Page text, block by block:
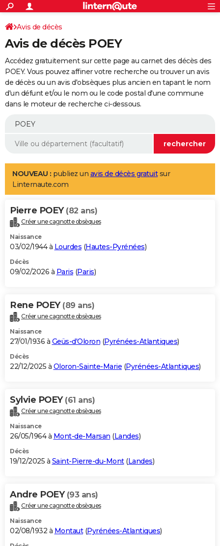
ACTUALITÉS
Politique
Société
Faits Divers
Education
Monde
Villes
+
SPORT
Coupe du monde 2026
Football
Tennis
Cyclisme
Rugby
Forum
Programme TV
TNT
Streaming
Cinéma
Sorties cinéma
Musique
+
FINANCE
Retraite
Impôts
Epargne
Immobilier
Risques naturels par ville
Banque
Assurance
Crédit
AUTO
Essais
Réserver un essai
Citadines
Berlines
SUV
Forum auto
+
Mobiles
Meilleur smartphone
Internet
Ordinateurs
Jeux vidéo
Guide high-tech
Aménagement intérieur
LIFESTYLE
Art de vivre
Bien-être
Loisirs
Mode
Modes de vie
Alimentation
Guide de la santé
Maladies
Médicaments
Sommeil
VOYAGE
Destinations
City break
Voyage nature
Voyage de noces
Forum
Climat
+PHOTO
GUIDES D'ACHAT
BONS PLANS
Carte de Noël
Carte Bonne année
Carte Saint-Valentin
Carte Pâques
Carte d'anniversaire
DICTIONNAIRE
Dictionnaire
Biographies
Citations
Expressions
Proverbes
PROGRAMME TV
S'inscrire
Se connecter
Lycées
Collèges
Primaires
Universités
Entreprises
Service militaire
Avis de recherche
AVIS DE DÉCÈS
Bricolage
Lifestyle
Culture
Sport
Auto
Television
Voyage
Cinema
Avis de décès
Avis de décès POEY
Accédez gratuitement sur cette page au carnet des décès des
POEY. Vous pouvez affiner votre recherche ou trouver un avis
de décès ou un avis d'obsèques plus ancien en tapant le nom
d'un défunt et/ou le nom ou le code postal d'une commune
dans le moteur de recherche ci-dessous.
NOUVEAU : publiez un avis de décès gratuitsur
Linternaute.com
Pierre POEY (82 ans)
Créer une cagnotte obsèques
Naissance
03/02/1944 à Lourdes (Hautes-Pyrénées)
Décès
09/02/2026 à Paris (Paris)
Rene POEY (89 ans)
Créer une cagnotte obsèques
Naissance
27/01/1936 à Geüs-d'Oloron (Pyrénées-Atlantiques)
Décès
22/12/2025 à Oloron-Sainte-Marie (Pyrénées-Atlantiques)
Sylvie POEY (61 ans)
Créer une cagnotte obsèques
Naissance
26/05/1964 à Mont-de-Marsan (Landes)
Décès
19/12/2025 à Saint-Pierre-du-Mont(Landes)
Andre POEY (93 ans)
Créer une cagnotte obsèques
Naissance
02/08/1932 à Montaut(Pyrénées-Atlantiques)